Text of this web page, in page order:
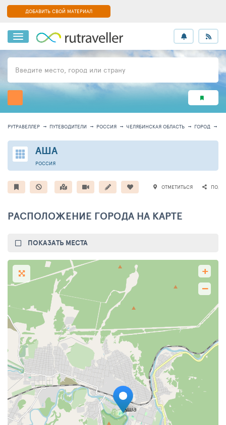
ДОБАВИТЬ СВОЙ МАТЕРИАЛ
Введите место, город или страну
РУТРАВЕЛЛЕР ПУТЕВОДИТЕЛИ РОССИЯ ЧЕЛЯБИНСКАЯ ОБЛАСТЬ ГОРОД
АША
РОССИЯ
ОТМЕТИТЬСЯ
РАСПОЛОЖЕНИЕ ГОРОДА НА КАРТЕ
ПОКАЗАТЬ МЕСТА
+
−